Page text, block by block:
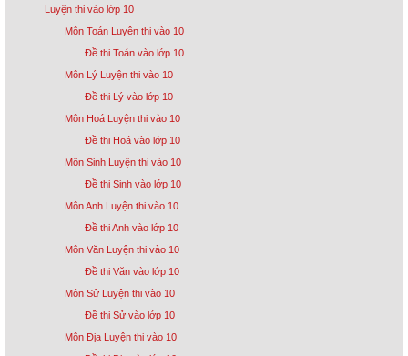
Luyện thi vào lớp 10
Môn Toán Luyện thi vào 10
Đề thi Toán vào lớp 10
Môn Lý Luyện thi vào 10
Đề thi Lý vào lớp 10
Môn Hoá Luyện thi vào 10
Đề thi Hoá vào lớp 10
Môn Sinh Luyện thi vào 10
Đề thi Sinh vào lớp 10
Môn Anh Luyện thi vào 10
Đề thi Anh vào lớp 10
Môn Văn Luyện thi vào 10
Đề thi Văn vào lớp 10
Môn Sử Luyện thi vào 10
Đề thi Sử vào lớp 10
Môn Địa Luyện thi vào 10